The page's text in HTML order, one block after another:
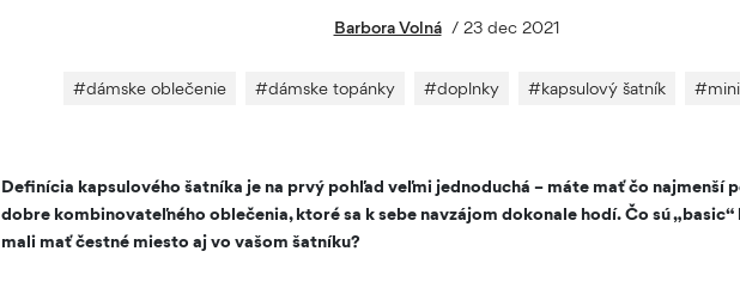
Barbora Volná / 23 dec 2021
#dámske oblečenie #dámske topánky #doplnky #kapsulový šatník #
Definícia kapsulového šatníka je na prvý pohľad veľmi jednoduchá – máte mať čo najmenší
dobre kombinovateľného oblečenia, ktoré sa k sebe navzájom dokonale hodí. Čo sú „basic“
mali mať čestné miesto aj vo vašom šatníku?